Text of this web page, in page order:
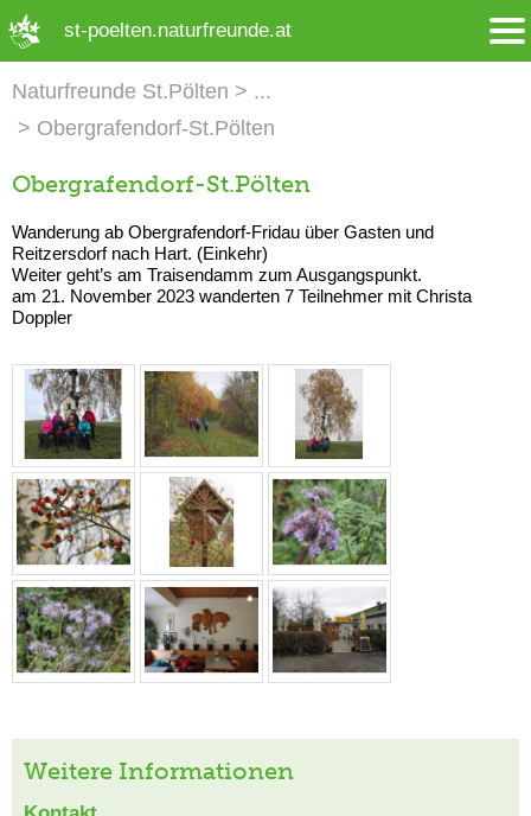
st-poelten.naturfreunde.at
Naturfreunde St.Pölten
Obergrafendorf-St.Pölten
Obergrafendorf-St.Pölten
Wanderung ab Obergrafendorf-Fridau über Gasten und
Reitzersdorf nach Hart. (Einkehr)
Weiter geht’s am Traisendamm zum Ausgangspunkt.
am 21. November 2023 wanderten 7 Teilnehmer mit Christa
Doppler
Weitere Informationen